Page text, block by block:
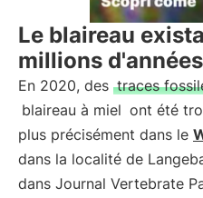
Le blaireau
millions d'années
En 2020, des traces
blaireau à miel ont été
plus précisément dans le
dans la localité de
dans Journal Vertebrate